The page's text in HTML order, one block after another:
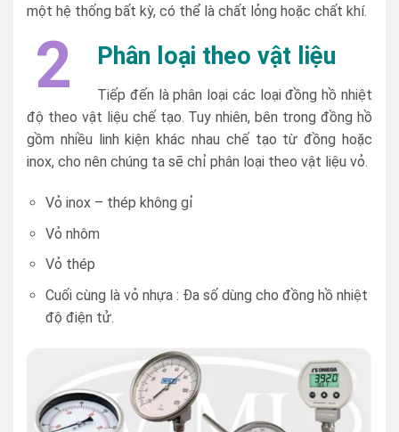
một hệ thống bất kỳ, có thể là chất lỏng hoặc chất khí.
2 Phân loại theo vật liệu
Tiếp đến là phân loại các loại đồng hồ nhiệt
độ theo vật liệu chế tạo. Tuy nhiên, bên trong đồng hồ
gồm nhiều linh kiện khác nhau chế tạo từ đồng hoặc
inox, cho nên chúng ta sẽ chỉ phân loại theo vật liệu vỏ.
Vỏ inox – thép không gỉ
Vỏ nhôm
Vỏ thép
Cuối cùng là vỏ nhựa : Đa số dùng cho đồng hồ nhiệt
độ điện tử.